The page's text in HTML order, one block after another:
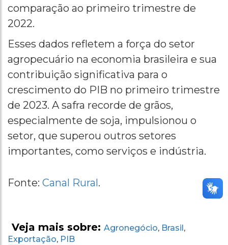
comparação ao primeiro trimestre de
2022.
Esses dados refletem a força do setor
agropecuário na economia brasileira e sua
contribuição significativa para o
crescimento do PIB no primeiro trimestre
de 2023. A safra recorde de grãos,
especialmente de soja, impulsionou o
setor, que superou outros setores
importantes, como serviços e indústria.
Fonte: Canal Rural .
Veja mais sobre: Agronegócio, Brasil ,
Exportação, PIB